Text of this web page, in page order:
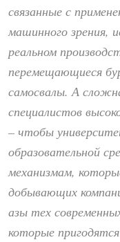
связанные с
машинного зрения,
реальном
перемещающиеся
самосвалы. А
специалистов
– чтобы
образовательной
механизмам,
добывающих
азы тех
которые